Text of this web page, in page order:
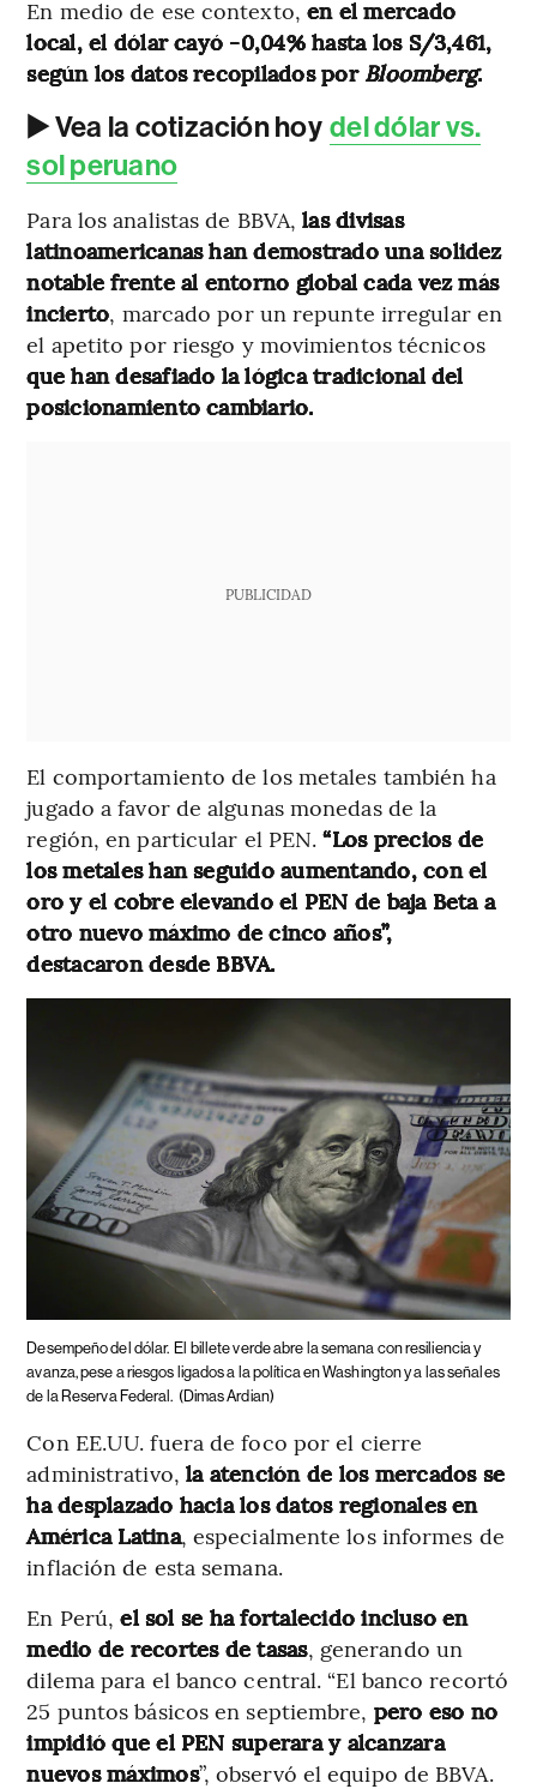
En medio de ese contexto, en el mercado
local, el dólar cayó -0,04% hasta los S/3,461,
según los datos recopilados por Bloomberg.
▶️ Vea la cotización hoy del dólar vs.
sol peruano
Para los analistas de BBVA,las divisas
latinoamericanas han demostrado una solidez
notable frente al entorno global cada vez más
incierto, marcado por un repunte irregular en
el apetito por riesgo y movimientos técnicos
que han desafiado la lógica tradicional del
posicionamiento cambiario.
PUBLICIDAD
El comportamiento de los metales también ha
jugado a favor de algunas monedas de la
región, en particular el PEN.“Los precios de
los metales han seguido aumentando, con el
oro y el cobre elevando el PEN de baja Beta a
otro nuevo máximo de cinco años”,
destacaron desde BBVA.
Desempeño del dólar. El billete verde abre la semana con resiliencia y
avanza, pese a riesgos ligados a la política en Washington y a las señales
de la Reserva Federal. (Dimas Ardian)
Con EE.UU. fuera de foco por el cierre
administrativo, la atención de los mercados se
ha desplazado hacia los datos regionales en
América Latina, especialmente los informes de
inflación de esta semana.
En Perú,el sol se ha fortalecido incluso en
medio de recortes de tasas, generando un
dilema para el banco central. “El banco recortó
25 puntos básicos en septiembre, pero eso no
impidió que el PEN superara y alcanzara
nuevos máximos”, observó el equipo de BBVA.